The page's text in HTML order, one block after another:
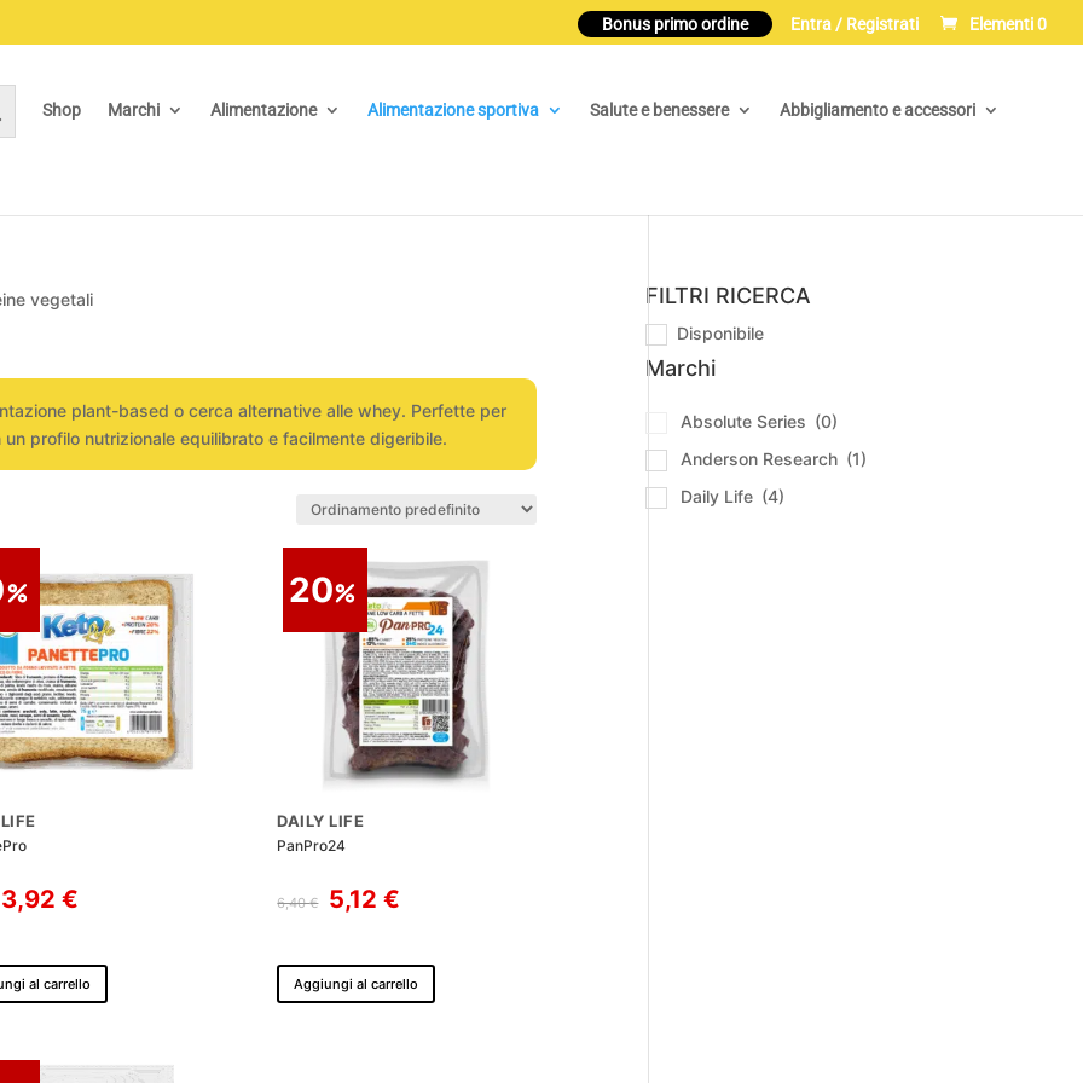
Bonus primo ordine Entra / Registrati Elementi 0
Shop Marchi Alimentazione Alimentazione sportiva Salute e benessere Abbigliamento e accessori
vegetali
plant-based o cerca alternative alle whey. Perfette per
profilo nutrizionale equilibrato e facilmente digeribile.
Il
prezzo
era:
4,90 €.
3,92 €Il
è:
3,92 €.
al carrello
20
DAILY LIFE
PanPro24
6,40€
Il
prezzo
era:
6,40 €.
5,12€
è:
5,12 €.
Aggiungi al carrello
FILTRI RICERCA
Disponibile
Marchi
Absolute Series (0)
Anderson Research (1)
Daily Life (4)